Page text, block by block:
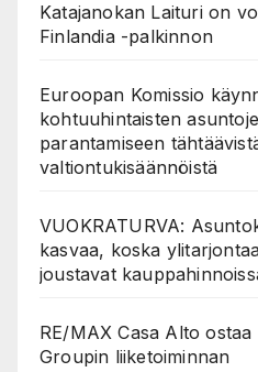
Katajanokan Laituri on
Finlandia -palkinnon
Euroopan Komissio
kohtuuhintaisten
parantamiseen
valtiontukisäännöistä
VUOKRATURVA:
kasvaa, koska
joustavat
RE/MAX Casa Alto ostaa
Groupin liiketoiminnan